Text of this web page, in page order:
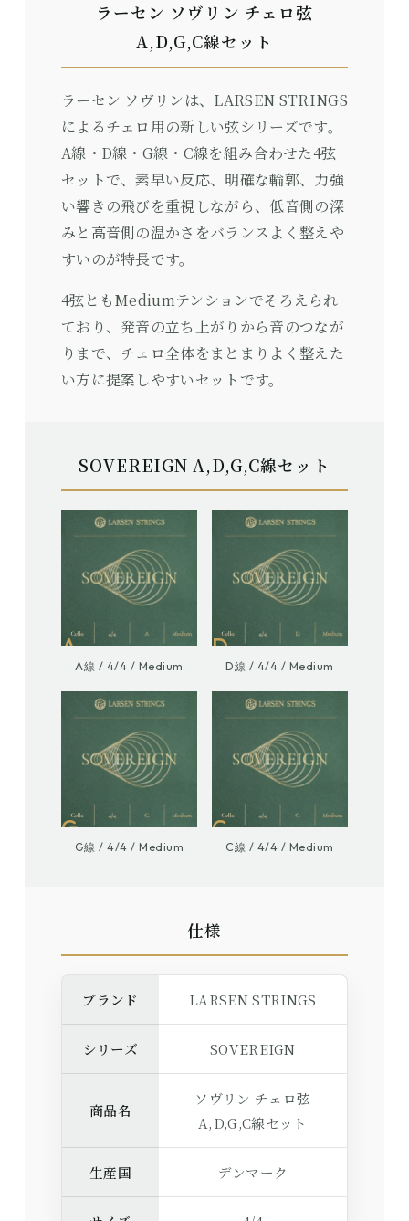
ラーセン ソヴリン チェロ弦
A,D,G,C線セット
ラーセン ソヴリンは、LARSEN STRINGS
によるチェロ用の新しい弦シリーズです。
A線・D線・G線・C線を組み合わせた4弦
セットで、素早い反応、明確な輪郭、力強
い響きの飛びを重視しながら、低音側の深
みと高音側の温かさをバランスよく整えや
すいのが特長です。
4弦ともMediumテンションでそろえられ
ており、発音の立ち上がりから音のつなが
りまで、チェロ全体をまとまりよく整えた
い方に提案しやすいセットです。
SOVEREIGN A,D,G,C線セット
A
A線 / 4/4 / Medium
D
D線 / 4/4 / Medium
G
G線 / 4/4 / Medium
C
C線 / 4/4 / Medium
仕様
ブランド LARSEN STRINGS
シリーズ SOVEREIGN
商品名
ソヴリン チェロ弦
A,D,G,C線セット
生産国 デンマーク